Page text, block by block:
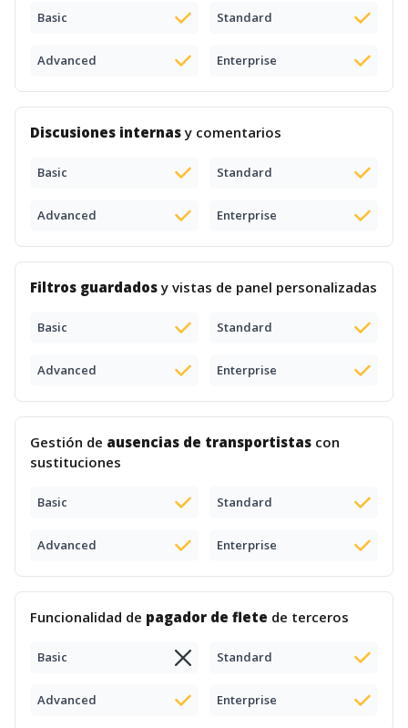
Basic Standard
Advanced Enterprise
Discusiones internasy comentarios
Basic Standard
Advanced Enterprise
Filtros guardadosy vistas de panel personalizadas
Basic Standard
Advanced Enterprise
Gestión de ausencias de transportistas con
sustituciones
Basic Standard
Advanced Enterprise
Funcionalidad de pagador de flete de terceros
Basic Standard
Advanced Enterprise